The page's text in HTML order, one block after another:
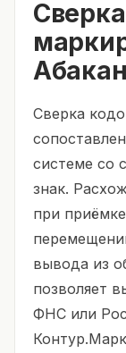
Сверка
системе со
знак.
при
вывода из
позволяет
ФНС или